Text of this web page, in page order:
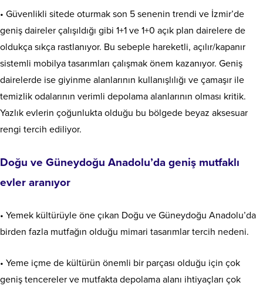
• Güvenlikli sitede oturmak son 5 senenin trendi ve İzmir’de
geniş daireler çalışıldığı gibi 1+1 ve 1+0 açık plan dairelere de
oldukça sıkça rastlanıyor. Bu sebeple hareketli, açılır/kapanır
sistemli mobilya tasarımları çalışmak önem kazanıyor. Geniş
dairelerde ise giyinme alanlarının kullanışlılığı ve çamaşır ile
temizlik odalarının verimli depolama alanlarının olması kritik.
Yazlık evlerin çoğunlukta olduğu bu bölgede beyaz aksesuar
rengi tercih ediliyor.
Doğu ve Güneydoğu Anadolu’da geniş mutfaklı
evler aranıyor
• Yemek kültürüyle öne çıkan Doğu ve Güneydoğu Anadolu’da
birden fazla mutfağın olduğu mimari tasarımlar tercih nedeni.
• Yeme içme de kültürün önemli bir parçası olduğu için çok
geniş tencereler ve mutfakta depolama alanı ihtiyaçları çok